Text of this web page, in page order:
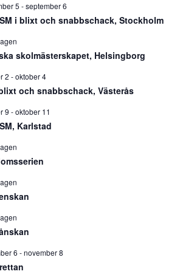
5 -september 6
i blixt och snabbschack, Stockholm
skolmästerskapet, Helsingborg
2 -oktober 4
och snabbschack, Västerås
9 -oktober 11
Karlstad
6 -november 8